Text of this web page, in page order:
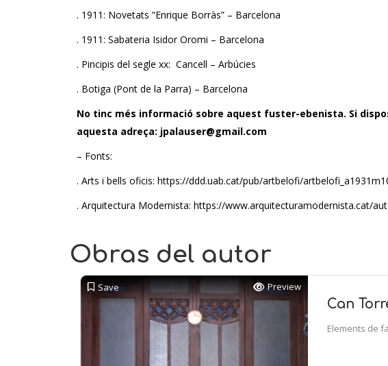
. 1911: Novetats “Enrique Borràs” – Barcelona
. 1911: Sabateria Isidor Oromi – Barcelona
. Pincipis del segle xx: Cancell – Arbúcies
. Botiga (Pont de la Parra) – Barcelona
No tinc més informació sobre aquest fuster-ebenista. Si
aquesta adreça: jpalauser@gmail.com
– Fonts:
. Arts i bells oficis: https://ddd.uab.cat/pub/artbelofi/
. Arquitectura Modernista: https://www.arquitecturamodernista.cat/
Obras del autor
Save Preview
Can
Elements de